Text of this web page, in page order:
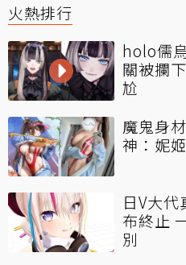
火熱排行
holo儒
關被攔
尬
魔鬼身
神：妮
日V大
布終止
別